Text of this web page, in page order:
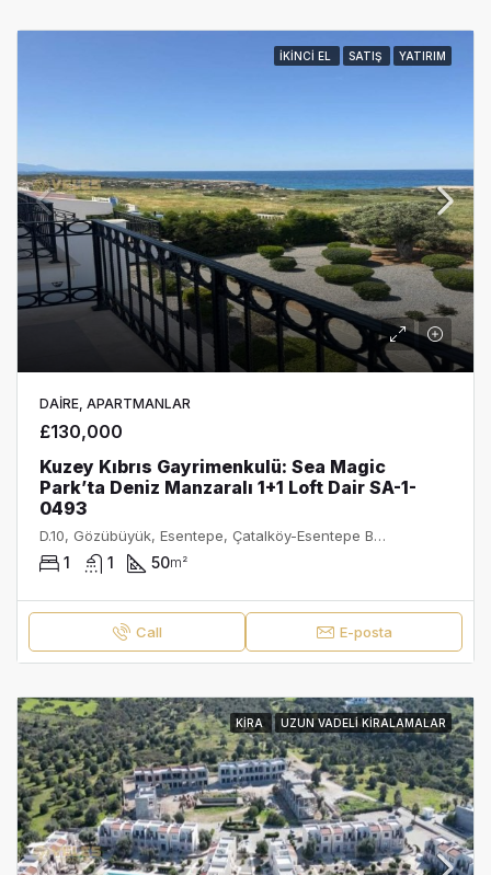
İKINCI EL SATIŞ YATIRIM
DAIRE, APARTMANLAR
£130,000
Kuzey Kıbrıs Gayrimenkulü: Sea Magic
Park’ta Deniz Manzaralı 1+1 Loft Dair SA-1-
0493
D.10, Gözübüyük, Esentepe, Çatalköy-Esentepe Belediyesi, Girne ilçesi, Kuzey Kıbrıs, 99400, Κύπρος - Kıbrıs
1 1 50m²
Call E-posta
KIRA UZUN VADELI KIRALAMALAR